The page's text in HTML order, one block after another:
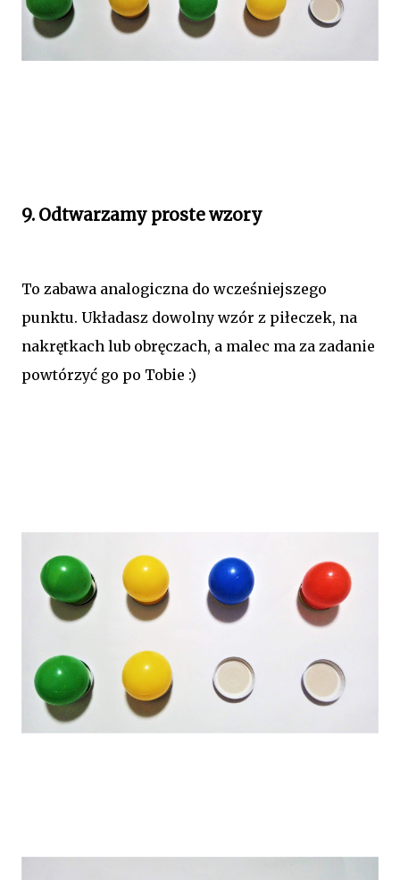
9. Odtwarzamy proste wzory
To zabawa analogiczna do wcześniejszego
punktu. Układasz dowolny wzór z piłeczek, na
nakrętkach lub obręczach, a malec ma za zadanie
powtórzyć go po Tobie :)